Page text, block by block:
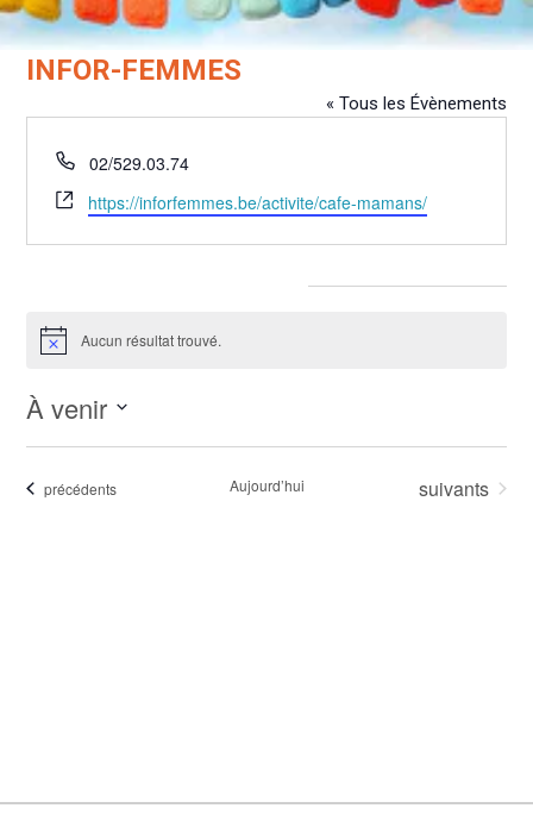
INFOR-FEMMES
« Tous les Évènements
Téléphone
02/529.03.74
Site
web
https://inforfemmes.be/activite/cafe-mamans/
NoticeAucun résultat trouvé.
À venir
date.Évènements
précédents Aujourd’hui Évènements
suivants